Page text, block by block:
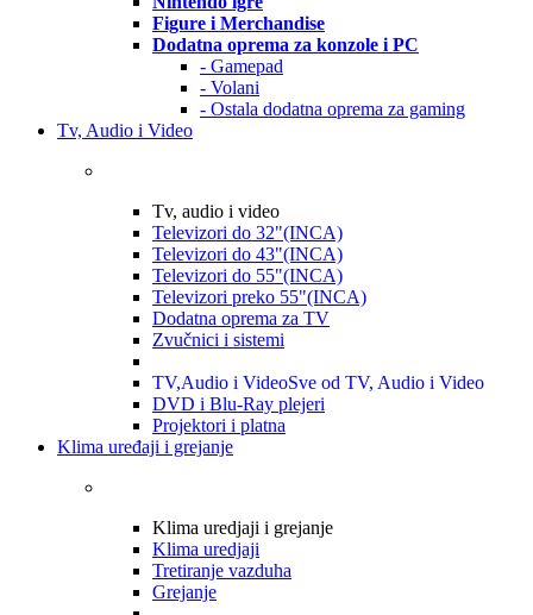
Figure i Merchandise
Dodatna oprema za konzole i PC
- Gamepad
- Volani
- Ostala dodatna oprema za gaming
Tv, Audio i Video
Tv, audio i video
Televizori do 32"(INCA)
Televizori do 43"(INCA)
Televizori do 55"(INCA)
Televizori preko 55"(INCA)
Dodatna oprema za TV
Zvučnici i sistemi
TV,Audio i VideoSve od TV, Audio i Video
DVD i Blu-Ray plejeri
Projektori i platna
Klima uređaji i grejanje
Klima uredjaji i grejanje
Klima uredjaji
Tretiranje vazduha
Grejanje